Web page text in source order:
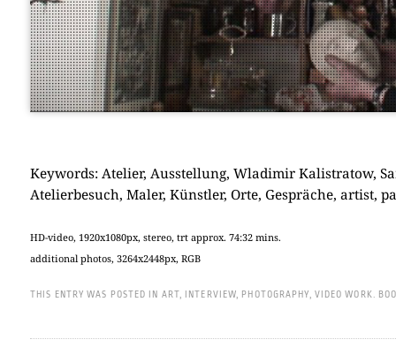
Key­words: Ate­lier, Aus­stel­lung, Wla­di­mir Kali­stra­tow,
Ate­lier­be­such, Maler, Künst­ler, Orte, Gesprä­che, artist,
HD-video, 1920x1080px, ste­reo, trt approx. 74:32 mins.
addi­tio­nal pho­tos, 3264x2448px, RGB
THIS ENTRY WAS POSTED IN ART, INTERVIEW, PHOTOGRAPHY, VIDEO WORK.